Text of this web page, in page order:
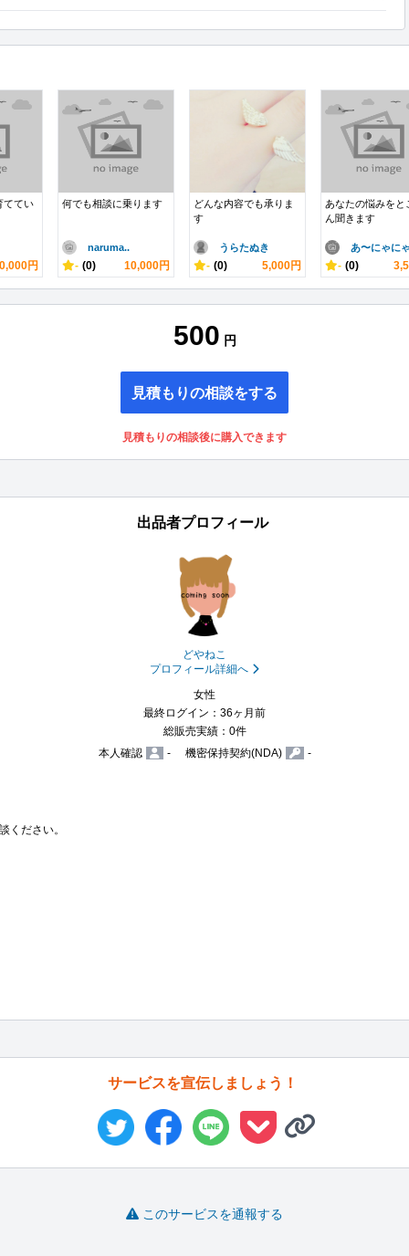
ててい
円
何でも相談に乗ります
naruma..
- (0) 10,000円
どんな内容でも承りま
す
うらたぬき
- (0) 5,000円
あなたの悩みをと
ん聞きます
あ〜にゃに
- (0)
500 円
見積もりの相談をする
見積もりの相談後に購入できます
出品者プロフィール
どやねこ
プロフィール詳細へ
女性
最終ログイン：36ヶ月前
総販売実績：0件
本人確認
- 機密保持契約(NDA) -
ください。
サービスを宣伝しましょう！
このサービスを通報する